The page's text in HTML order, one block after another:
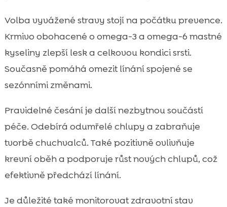
Volba vyvážené stravy stojí na počátku prevence.
Krmivo obohacené o omega-3 a omega-6 mastné
kyseliny zlepší lesk a celkovou kondici srsti.
Současně pomáhá omezit línání spojené se
sezónními změnami.
Pravidelné česání je další nezbytnou součástí
péče. Odebírá odumřelé chlupy a zabraňuje
tvorbě chuchvalců. Také pozitivně ovlivňuje
krevní oběh a podporuje růst nových chlupů, což
efektivně předchází línání.
Je důležité také monitorovat zdravotní stav